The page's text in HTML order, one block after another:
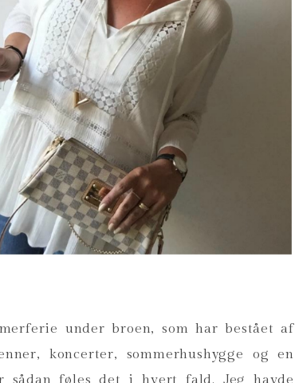
under broen, som har bestået af
koncerter, sommerhushygge og en